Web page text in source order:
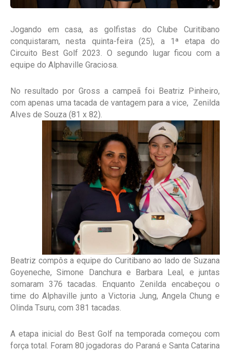
Jogando em casa, as golfistas do Clube Curitibano
conquistaram, nesta quinta-feira (25), a 1ª etapa do
Circuito Best Golf 2023. O segundo lugar ficou com a
equipe do Alphaville Graciosa.
No resultado por Gross a campeã foi Beatriz Pinheiro,
com apenas uma tacada de vantagem para a vice, Zenilda
Alves de Souza (81 x 82).
Beatriz compôs a equipe do Curitibano ao lado de Suzana
Goyeneche, Simone Danchura e Barbara Leal, e juntas
somaram 376 tacadas. Enquanto Zenilda encabeçou o
time do Alphaville junto a Victoria Jung, Angela Chung e
Olinda Tsuru, com 381 tacadas.
A etapa inicial do Best Golf na temporada começou com
força total. Foram 80 jogadoras do Paraná e Santa Catarina